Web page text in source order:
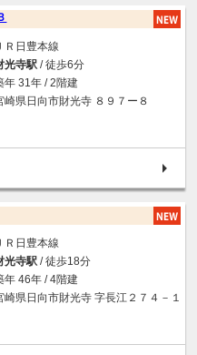
Ｒ日豊本線
光寺駅 / 徒歩6分
年 31年 / 2階建
崎県日向市財光寺 ８９７ー８
Ｒ日豊本線
光寺駅 / 徒歩18分
年 46年 / 4階建
崎県日向市財光寺 字長江２７４－１